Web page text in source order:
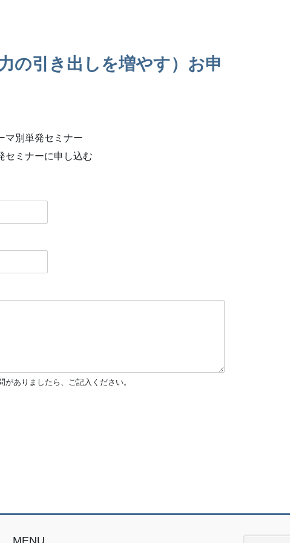
の引き出しを増やす）お申
マ別単発セミナー
セミナーに申し込む
ありましたら、ご記入ください。
MENU